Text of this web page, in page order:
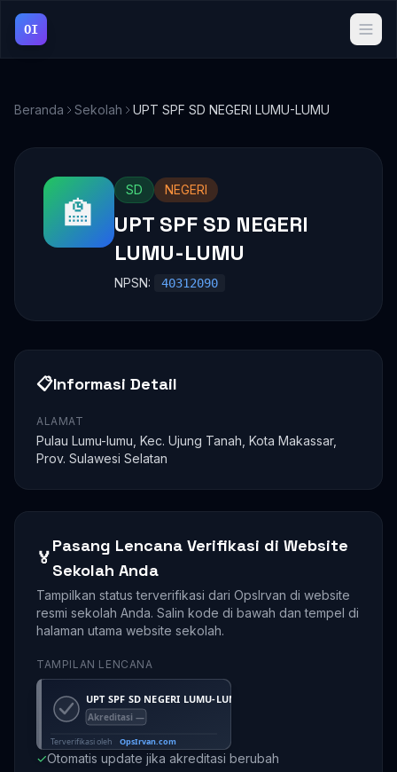
OI
Beranda Sekolah UPT SPF SD NEGERI LUMU-LUMU
🏫
SD NEGERI
UPT SPF SD NEGERI
LUMU-LUMU
NPSN: 40312090
📋Informasi Detail
ALAMAT
Pulau Lumu-lumu, Kec. Ujung Tanah, Kota Makassar,
Prov. Sulawesi Selatan
🏅
Pasang Lencana Verifikasi di Website
Sekolah Anda
Tampilkan status terverifikasi dari OpsIrvan di website
resmi sekolah Anda. Salin kode di bawah dan tempel di
halaman utama website sekolah.
TAMPILAN LENCANA
✓Otomatis update jika akreditasi berubah